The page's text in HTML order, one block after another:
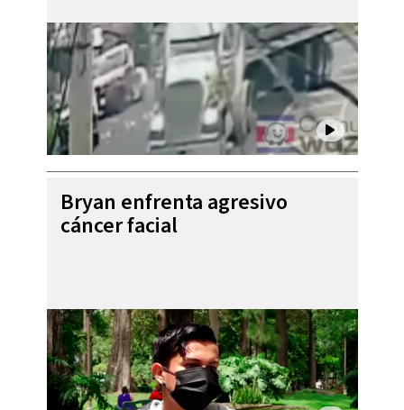
Bryan enfrenta agresivo
cáncer facial